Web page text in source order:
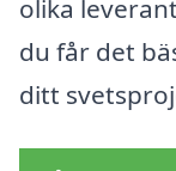
olika
du får det
ditt